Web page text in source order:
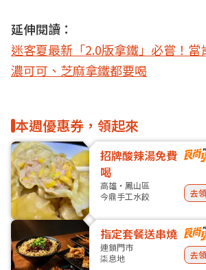
延伸閱讀：
迷客夏最新「2.0版拿鐵」必嘗！當
濃可可、芝麻拿鐵都要喝
本週優惠券，領起來
招牌酸辣湯免費
喝
高雄・鳳山區
今鼎手工水餃
去
指定套餐送串燒
連鎖門市
柒息地
去